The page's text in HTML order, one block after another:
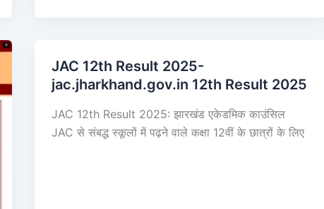
JAC 12th Result 2025-
jac.jharkhand.gov.in 12th Result 2025
JAC 12th Result 2025: झारखंड एकेडमिक काउंसिल
JAC से संबद्ध स्कूलों में पढ़ने वाले कक्षा 12वीं के छात्रों के लिए